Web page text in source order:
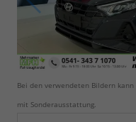
Bei den verwendeten Bildern
mit Sonderausstattung.